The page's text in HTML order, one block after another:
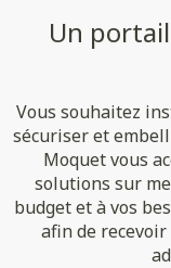
Un
Vous souhaitez
sécuriser et
Moquet vous
solutions sur
budget et à vos
afin de